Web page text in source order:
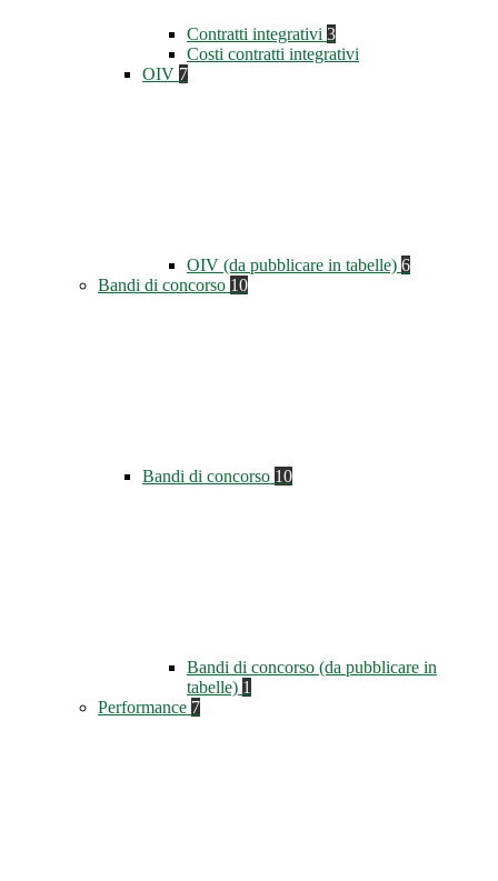
Contratti integrativi 3
Costi contratti integrativi
OIV 7
OIV (da pubblicare in tabelle) 6
Bandi di concorso 10
Bandi di concorso 10
Bandi di concorso (da pubblicare in
tabelle) 1
Performance 7